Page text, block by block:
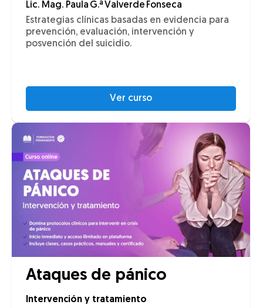
Lic. Mag. Paula G.ª Valverde Fonseca
Estrategias clínicas basadas en evidencia para
prevención, evaluación, intervención y
posvención del suicidio.
Ver curso
Ataques de pánico
Intervención y tratamiento